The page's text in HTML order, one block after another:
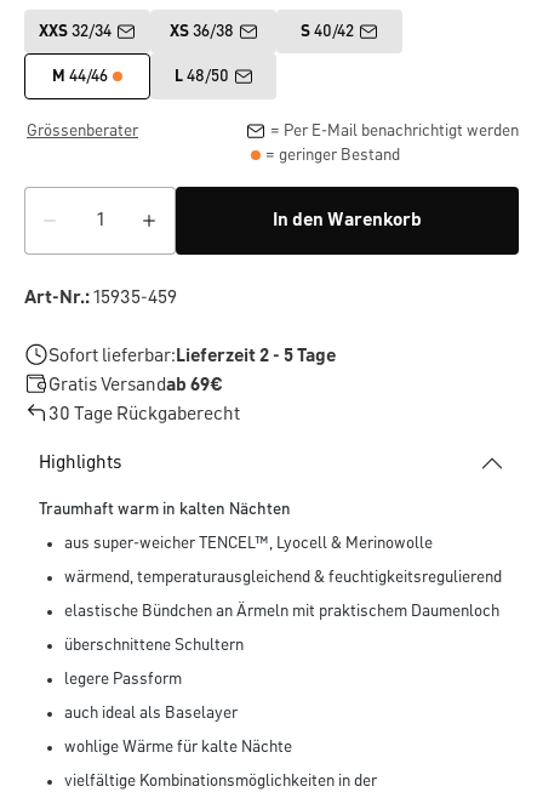
XXS 32/34 XS36/38 S 40/42
M 44/46 L48/50
Grössenberater
= Per E-Mail benachrichtigt werden
= geringer Bestand
In den Warenkorb
Art-Nr.:15935-459
Sofort lieferbar:Lieferzeit 2 - 5 Tage
Gratis Versandab 69€
30 Tage Rückgaberecht
Highlights
Traumhaft warm in kalten Nächten
aus super-weicher TENCEL™, Lyocell & Merinowolle
wärmend, temperaturausgleichend & feuchtigkeitsregulierend
elastische Bündchen an Ärmeln mit praktischem Daumenloch
überschnittene Schultern
legere Passform
auch ideal als Baselayer
wohlige Wärme für kalte Nächte
vielfältige Kombinationsmöglichkeiten in der